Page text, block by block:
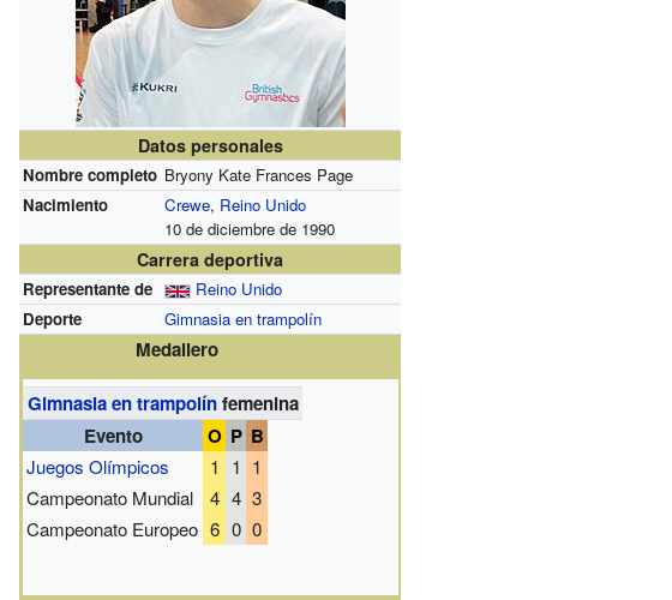
Datos personales
Nombre completo Bryony Kate Frances Page
Nacimiento
Crewe, Reino Unido
10 de diciembre de 1990
Carrera deportiva
Representante de
Reino Unido
Deporte
Gimnasia en trampolín
Medallero
Gimnasia en trampolínfemenina
Evento
O P B
Juegos Olímpicos 1 1 1
Campeonato Mundial
4 4 3
Campeonato Europeo 6 0 0